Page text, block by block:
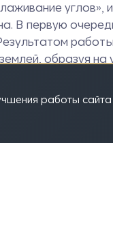
углов»,
В первую
образуя
работы